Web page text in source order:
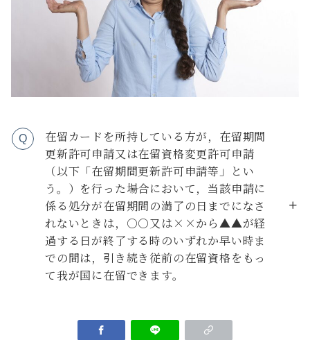
Q
在留カードを所持している方が，在留期間
更新許可申請又は在留資格変更許可申請
（以下「在留期間更新許可申請等」とい
う。）を行った場合において，当該申請に
係る処分が在留期間の満了の日までになさ
れないときは，○○又は××から▲▲が経
過する日が終了する時のいずれか早い時ま
での間は，引き続き従前の在留資格をもっ
て我が国に在留できます。